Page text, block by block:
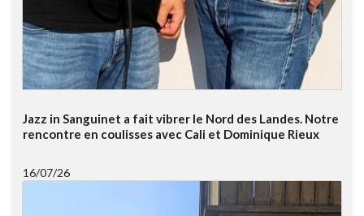
Jazz in Sanguinet a fait vibrer le Nord des Landes. Notre
rencontre en coulisses avec Cali et Dominique Rieux
16/07/26